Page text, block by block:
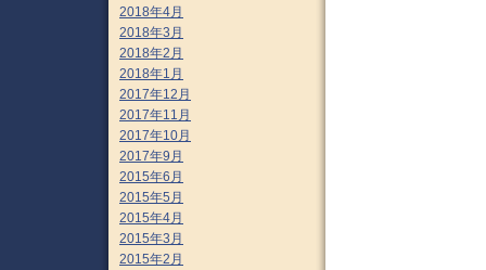
2018年4月
2018年3月
2018年2月
2018年1月
2017年12月
2017年11月
2017年10月
2017年9月
2015年6月
2015年5月
2015年4月
2015年3月
2015年2月